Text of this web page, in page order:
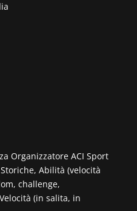
Organizzatore ACI Sport
Abilità (velocità
challenge,
(in salita, in